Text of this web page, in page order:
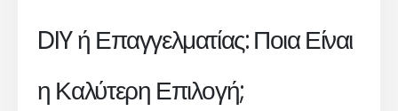
DIY ή Επαγγελματίας: Ποια Είναι
η Καλύτερη Επιλογή;